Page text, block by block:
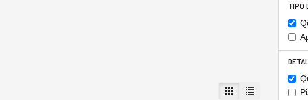
TIPO